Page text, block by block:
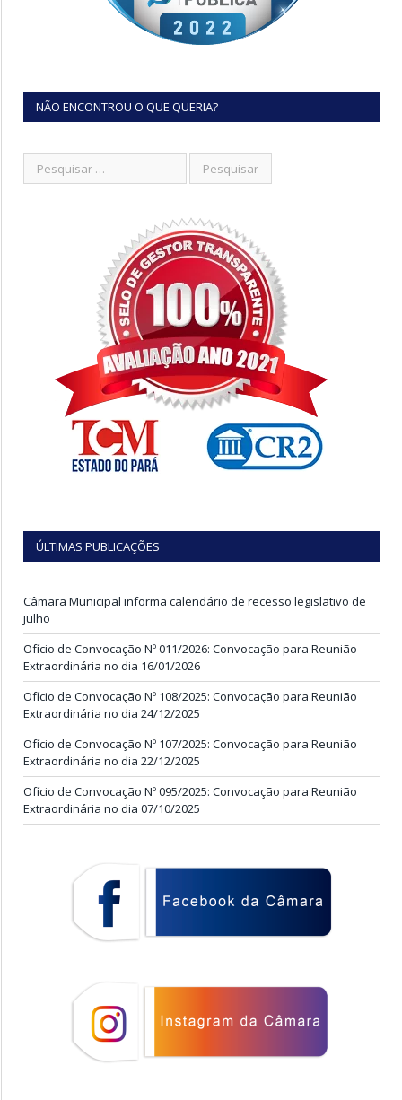
NÃO ENCONTROU O QUE QUERIA?
ÚLTIMAS PUBLICAÇÕES
Câmara Municipal informa calendário de recesso legislativo de
julho
Ofício de Convocação Nº 011/2026: Convocação para Reunião
Extraordinária no dia 16/01/2026
Ofício de Convocação Nº 108/2025: Convocação para Reunião
Extraordinária no dia 24/12/2025
Ofício de Convocação Nº 107/2025: Convocação para Reunião
Extraordinária no dia 22/12/2025
Ofício de Convocação Nº 095/2025: Convocação para Reunião
Extraordinária no dia 07/10/2025